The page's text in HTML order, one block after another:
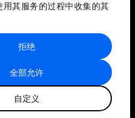
用其服务的过程中收集的其
全部允许
自定义
拒绝
图
经济论坛